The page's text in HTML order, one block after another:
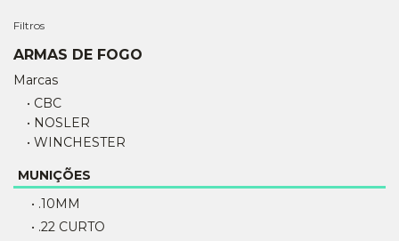
Filtros
ARMAS DE FOGO
Marcas
• CBC
• NOSLER
• WINCHESTER
MUNIÇÕES
• .10MM
• .22 CURTO